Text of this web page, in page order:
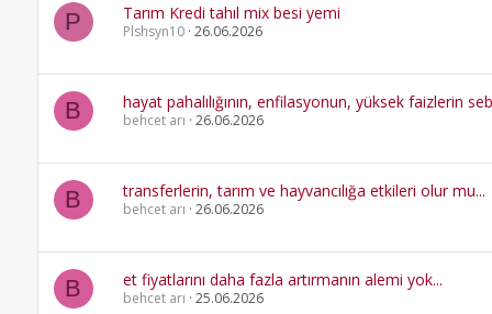
P Tarım Kredi tahıl mix besi yemi
Plshsyn10 26.06.2026
B hayat pahalılığının, enfilasyonun, yüksek faizlerin
behcet arı 26.06.2026
B transferlerin, tarım ve hayvancılığa etkileri olur mu...
behcet arı 26.06.2026
B et fiyatlarını daha fazla artırmanın alemi yok...
behcet arı 25.06.2026